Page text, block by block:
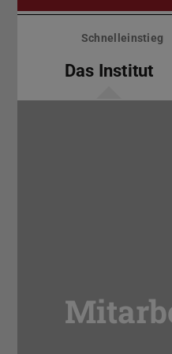
Menü
überspringenSchnelleinstieg
Das Institut